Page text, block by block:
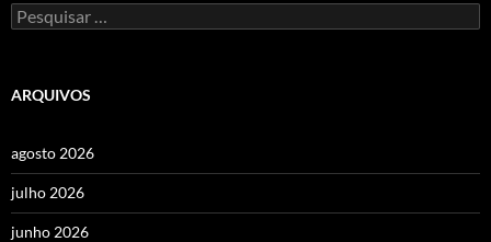
Pesquisar
por:
ARQUIVOS
agosto 2026
julho 2026
junho 2026